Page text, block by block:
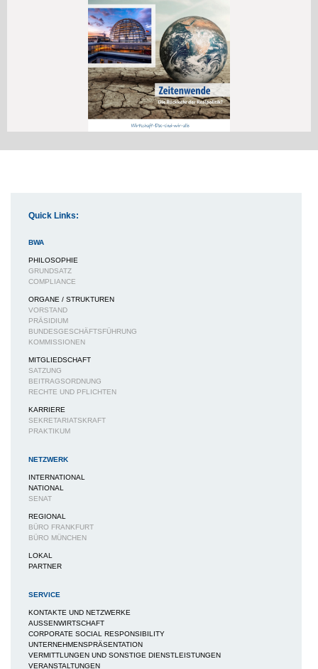
Quick Links:
BWA
PHILOSOPHIE
GRUNDSATZ
COMPLIANCE
ORGANE / STRUKTUREN
VORSTAND
PRÄSIDIUM
BUNDESGESCHÄFTSFÜHRUNG
KOMMISSIONEN
MITGLIEDSCHAFT
SATZUNG
BEITRAGSORDNUNG
RECHTE UND PFLICHTEN
KARRIERE
SEKRETARIATSKRAFT
PRAKTIKUM
NETZWERK
INTERNATIONAL
NATIONAL
SENAT
REGIONAL
BÜRO FRANKFURT
BÜRO MÜNCHEN
LOKAL
PARTNER
SERVICE
KONTAKTE UND NETZWERKE
AUSSENWIRTSCHAFT
CORPORATE SOCIAL RESPONSIBILITY
UNTERNEHMENSPRÄSENTATION
VERMITTLUNGEN UND SONSTIGE DIENSTLEISTUNGEN
VERANSTALTUNGEN